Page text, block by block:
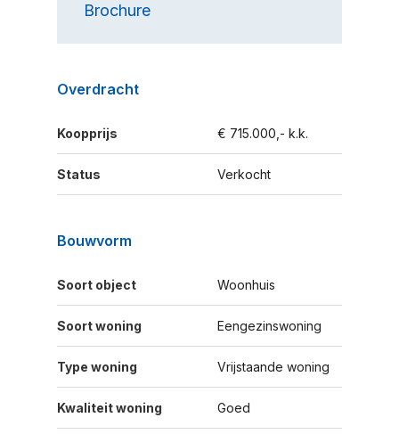
Brochure
Overdracht
Koopprijs € 715.000,- k.k.
Status Verkocht
Bouwvorm
Soort object Woonhuis
Soort woning Eengezinswoning
Type woning Vrijstaande woning
Kwaliteit woning Goed